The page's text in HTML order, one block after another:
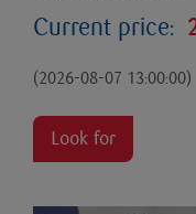
Current price:
(2026-08-07 13:00:00)
Look for